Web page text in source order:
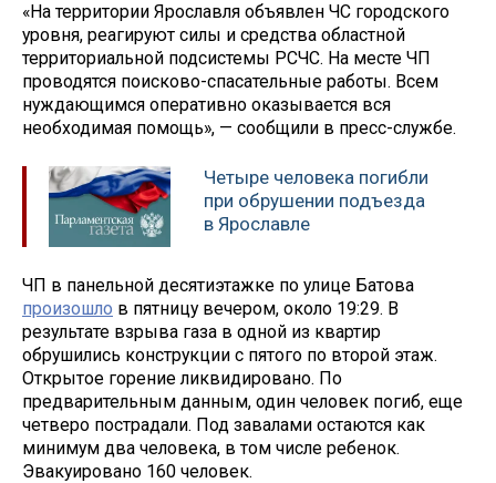
«На территории Ярославля объявлен ЧС городского
уровня, реагируют силы и средства областной
территориальной подсистемы РСЧС. На месте ЧП
проводятся поисково-спасательные работы. Всем
нуждающимся оперативно оказывается вся
необходимая помощь», — сообщили в пресс-службе.
Четыре человека погибли
при обрушении подъезда
в Ярославле
ЧП в панельной десятиэтажке по улице Батова
произошло в пятницу вечером, около 19:29. В
результате взрыва газа в одной из квартир
обрушились конструкции с пятого по второй этаж.
Открытое горение ликвидировано. По
предварительным данным, один человек погиб, еще
четверо пострадали. Под завалами остаются как
минимум два человека, в том числе ребенок.
Эвакуировано 160 человек.